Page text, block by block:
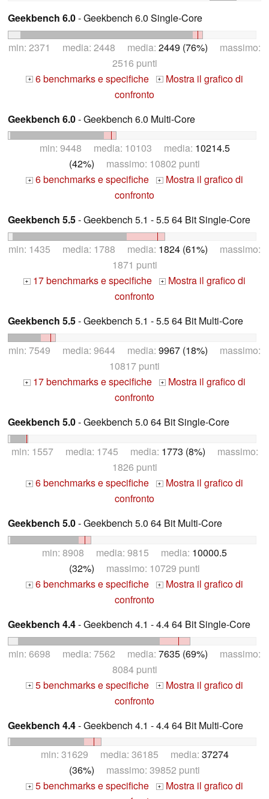
Geekbench 6.0- Geekbench 6.0 Single-Core
min: 2371 media: 2448 media: 2449 (76%) massimo:
2516 punti
+ 6 benchmarks e specifiche + Mostra il grafico di
confronto
Geekbench 6.0- Geekbench 6.0 Multi-Core
min: 9448 media: 10103 media: 10214.5
(42%) massimo: 10802 punti
+ 6 benchmarks e specifiche + Mostra il grafico di
confronto
Geekbench 5.5- Geekbench 5.1 - 5.5 64 Bit Single-Core
min: 1435 media: 1788 media: 1824 (61%) massimo:
1871 punti
+ 17 benchmarks e specifiche +
Mostra il grafico di
confronto
Geekbench 5.5- Geekbench 5.1 - 5.5 64 Bit Multi-Core
min: 7549 media: 9644 media: 9967 (18%) massimo:
10817 punti
+ 17 benchmarks e specifiche +
Mostra il grafico di
confronto
Geekbench 5.0- Geekbench 5.0 64 Bit Single-Core
min: 1557 media: 1745 media: 1773 (8%) massimo:
1826 punti
+ 6 benchmarks e specifiche + Mostra il grafico di
confronto
Geekbench 5.0- Geekbench 5.0 64 Bit Multi-Core
min: 8908 media: 9815 media: 10000.5
(32%) massimo: 10729 punti
+ 6 benchmarks e specifiche + Mostra il grafico di
confronto
Geekbench 4.4- Geekbench 4.1 - 4.4 64 Bit Single-Core
min: 6698 media: 7562 media: 7635 (69%) massimo:
8084 punti
+ 5 benchmarks e specifiche + Mostra il grafico di
confronto
Geekbench 4.4- Geekbench 4.1 - 4.4 64 Bit Multi-Core
min: 31629 media: 36185 media: 37274
(36%) massimo: 39852 punti
+ 5 benchmarks e specifiche + Mostra il grafico di